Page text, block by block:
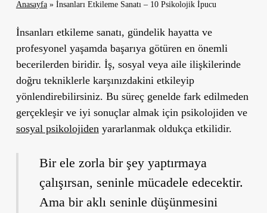
Anasayfa» İnsanları Etkileme Sanatı – 10 Psikolojik İpucu
İnsanları etkileme sanatı, gündelik hayatta ve
profesyonel yaşamda başarıya götüren en önemli
becerilerden biridir. İş, sosyal veya aile ilişkilerinde
doğru tekniklerle karşınızdakini etkileyip
yönlendirebilirsiniz. Bu süreç genelde fark edilmeden
gerçekleşir ve iyi sonuçlar almak için psikolojiden ve
sosyal psikolojiden yararlanmak oldukça etkilidir.
Bir ele zorla bir şey yaptırmaya
çalışırsan, seninle mücadele edecektir.
Ama bir aklı seninle düşünmesini